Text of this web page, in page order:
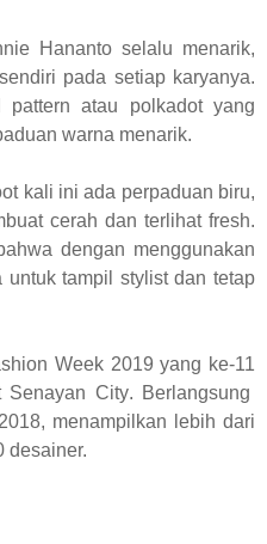
Hananto selalu menarik,
pada setiap karyanya.
pattern atau polkadot yang
warna menarik.
kali ini ada perpaduan biru,
cerah dan terlihat fresh.
dengan menggunakan
untuk tampil stylist dan tetap
Week 2019 yang ke-11
Senayan City. Berlangsung
menampilkan lebih dari
desainer.